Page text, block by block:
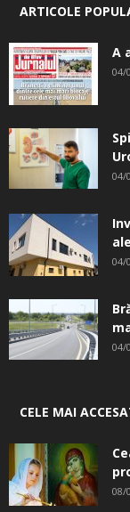
ARTICOLE
A
04/
04/
04/
04/
CELE MAI
08/